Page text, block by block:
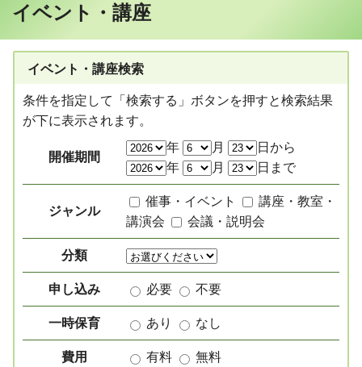
イベント・講座
イベント・講座検索
条件を指定して「検索する」ボタンを押すと検索結果
が下に表示されます。
開催期間
年 月
日から
年
月 日まで
ジャンル
催事・イベント
講座・教室・
講演会
会議・説明会
分類
申し込み 必要 不要
一時保育 あり なし
費用 有料 無料